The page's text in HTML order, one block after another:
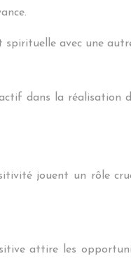
spirituelle avec une
dans la réalisation
jouent un rôle
attire les